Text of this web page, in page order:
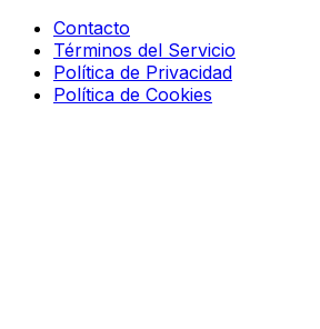
Contacto
Términos del Servicio
Política de Privacidad
Política de Cookies